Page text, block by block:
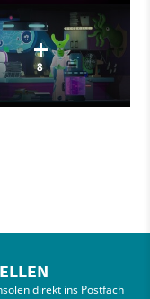
8
direkt ins Postfach